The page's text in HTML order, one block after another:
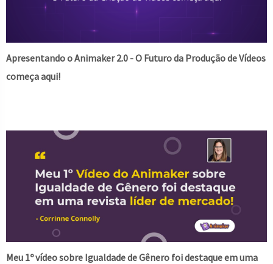
Apresentando o Animaker 2.0 - O Futuro da Produção de Vídeos
começa aqui!
Meu 1º vídeo sobre Igualdade de Gênero foi destaque em uma